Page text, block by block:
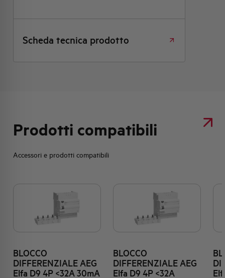
Scheda tecnica prodotto
Prodotti compatibili
Accessori e prodotti compatibili
BLOCCO
DIFFERENZIALE AEG
Elfa D9 4P <32A 30mA
BLOCCO
DIFFERENZIALE AEG
Elfa D9 4P <32A